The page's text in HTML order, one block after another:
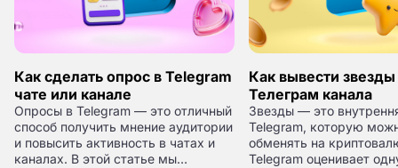
Как сделать опрос в Telegram
чате или канале
Опросы в Telegram — это отличный
способ получить мнение аудитории
и повысить активность в чатах и
каналах. В этой статье мы
Как вывести звезды
Телеграм канала
Звезды — это
Telegram, которую
обменять на
Telegram оценивает